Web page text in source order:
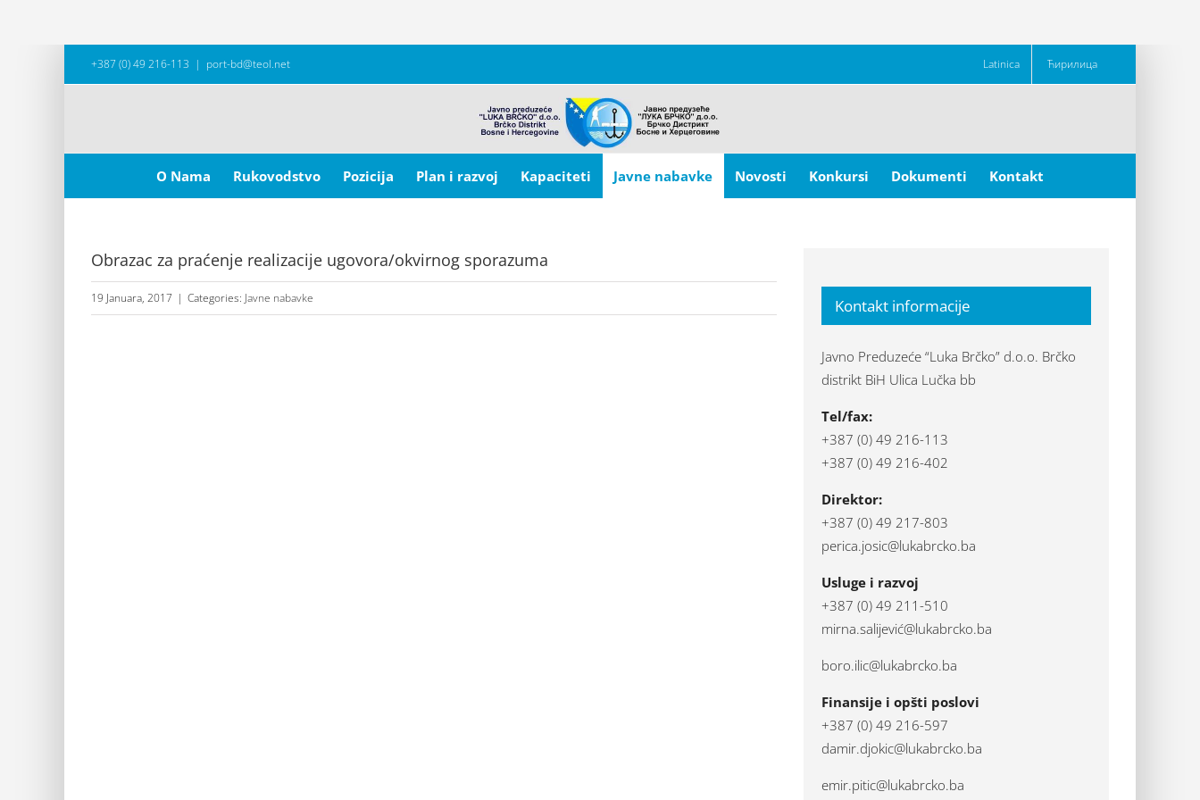
+387 (0) 49 216-113 | port-bd@teol.net Latinica Ћирилица
for:
O Nama
Rukovodstvo Pozicija Plan i razvoj Kapaciteti Javne nabavke Novosti Konkursi Dokumenti Kontakt
Obrazac za praćenje realizacije ugovora/okvirnog sporazuma
19 Januara, 2017 | Categories: Javne nabavke Kontakt informacije
Javno Preduzeće “Luka Brčko” d.o.o. Brčko
distrikt BiH Ulica Lučka bb
Tel/fax:
+387 (0) 49 216-113
+387 (0) 49 216-402
Direktor:
+387 (0) 49 217-803
perica.josic@lukabrcko.ba
Usluge i razvoj
+387 (0) 49 211-510
mirna.salijević@lukabrcko.ba
boro.ilic@lukabrcko.ba
Finansije i opšti poslovi
+387 (0) 49 216-597
damir.djokic@lukabrcko.ba
emir.pitic@lukabrcko.ba